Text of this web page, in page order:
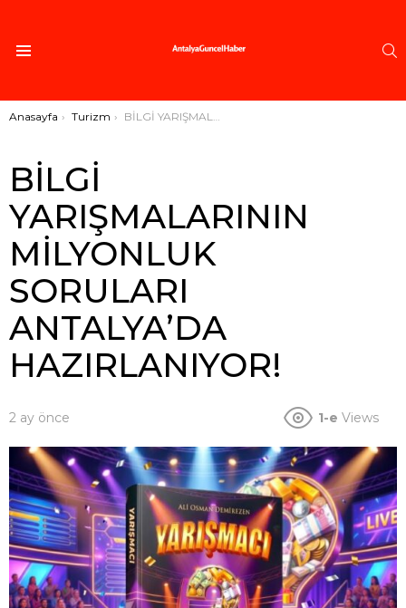
Buradasınız:
Anasayfa Turizm BİLGİ YARIŞMALARININ MİLYONLUK SORULARI ANTALYA’DA HAZIRLANIYOR!
BİLGİ
YARIŞMALARININ
MİLYONLUK
SORULARI
ANTALYA’DA
HAZIRLANIYOR!
2 ay önce 1-e Views